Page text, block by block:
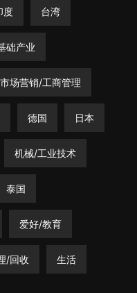
度 台湾
础产业
场营销/工商管理
德国 日本
机械/工业技术
泰国
爱好/教育
/回收 生活